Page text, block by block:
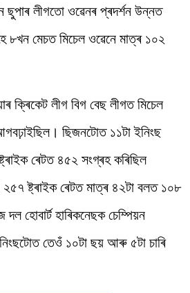
ছুপাৰ লীগতো ওৱেনৰ প্ৰদৰ্শন উন্নত
৮খন মেচত মিচেল ওৱেনে মাত্ৰ ১০২
ক্ৰিকেট লীগ বিগ বেছ লীগত মিচেল
ছিজনটোত ১১টা ইনিংছ
ৰেটত ৪৫২ সংগ্ৰহ কৰিছিল
ষ্ট্ৰাইক ৰেটত মাত্ৰ ৪২টা বলত ১০৮
হোবাৰ্ট হাৰিকনেছক চেম্পিয়ন
তেওঁ ১০টা ছয় আৰু ৫টা চাৰি